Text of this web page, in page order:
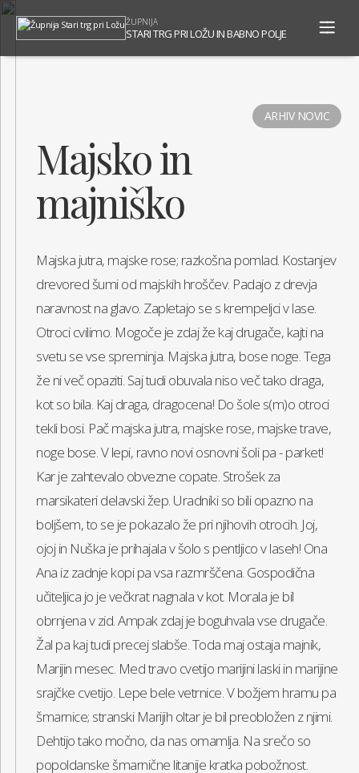
ŽUPNIJA
STARI TRG PRI LOŽU IN BABNO POLJE
ARHIV NOVIC
Majsko in
majniško
Majska jutra, majske rose; razkošna pomlad. Kostanjev
drevored šumi od majskih hroščev. Padajo z drevja
naravnost na glavo. Zapletajo se s krempeljci v lase.
Otroci cvilimo. Mogoče je zdaj že kaj drugače, kajti na
svetu se vse spreminja. Majska jutra, bose noge. Tega
že ni več opaziti. Saj tudi obuvala niso več tako draga,
kot so bila. Kaj draga, dragocena! Do šole s(m)o otroci
tekli bosi. Pač majska jutra, majske rose, majske trave,
noge bose. V lepi, ravno novi osnovni šoli pa - parket!
Kar je zahtevalo obvezne copate. Strošek za
marsikateri delavski žep. Uradniki so bili opazno na
boljšem, to se je pokazalo že pri njihovih otrocih. Joj,
ojoj in Nuška je prihajala v šolo s pentljico v laseh! Ona
Ana iz zadnje kopi pa vsa razmrščena. Gospodična
učiteljica jo je večkrat nagnala v kot. Morala je bil
obrnjena v zid. Ampak zdaj je boguhvala vse drugače.
Žal pa kaj tudi precej slabše. Toda maj ostaja majnik,
Marijin mesec. Med travo cvetijo marijini laski in marijine
srajčke cvetijo. Lepe bele vetrnice. V božjem hramu pa
šmarnice; stranski Marijih oltar je bil preobložen z njimi.
Dehtijo tako močno, da nas omamlja. Na srečo so
popoldanske šmarnične litanije kratka pobožnost.